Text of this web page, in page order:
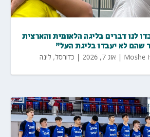
לנו דברים בליגה הלאומית והארצית
שהם לא יעבדו בליגת העל"
Moshe
| אוג 7, 2026 | כדורסל,ליגה